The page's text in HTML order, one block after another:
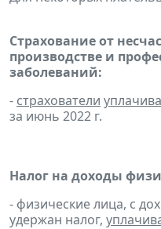
Страхование от
производстве и
заболеваний:
- страхователи
за июнь 2022 г.
Налог на доходы
- физические лица, с
удержан налог,